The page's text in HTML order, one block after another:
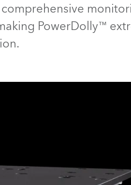
Kariéra (CZ)
Rechtliches
Asien &
Vereinigtes
Global
PowerDolly™